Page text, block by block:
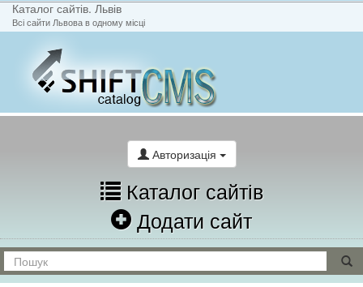
Каталог сайтів. Львів
Всі сайти Львова в одному місці
Авторизація
Каталог сайтів
Додати сайт